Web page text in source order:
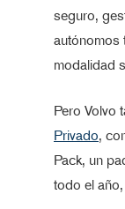
seguro,
autónomos
modalidad
Pero Volvo
Privado,
Pack, un
todo el